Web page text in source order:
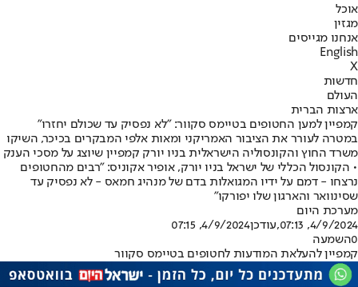
אוכל
מגזין
אנחנו מגייסים
English
X
חדשות
העולם
ארצות הברית
קמפיין למען החטופים בטיימס סקוור: "לא נפסיק עד שכולם יחזרו"
במטרה לעורר את הציבור האמריקני ומאות אלפי המבקרים בכיכר, השיקו
משרד החוץ והקונסוליה הישראלית בניו יורק קמפיין שיוצג על מסכי הענק
• הקונסול הכללי של ישראל בניו יורק, אופיר אקוניס: "רבים מהחטופים
נרצחו - דמם על ידיו המגואלות בדם של מנהיג חמאס - לא נפסיק עד
שסינוואר והארגון שלו יפורקו"
מערכת היום
4/9/2024, 07:13
,עודכן4/9/2024, 07:15
0השמעה
קמפיין להעלאת המודעות לחטופים בטיימס סקוור